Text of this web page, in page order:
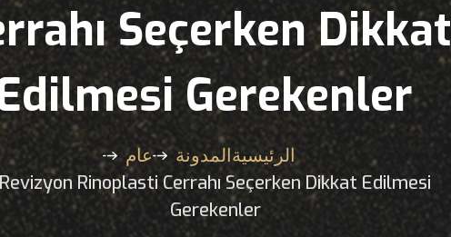
Seçerken Dikkat
Gerekenler
الرئيسيةالمدونة
عام
Revizyon Rinoplasti Cerrahı Seçerken Dikkat Edilmesi
Gerekenler